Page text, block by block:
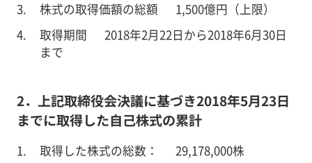
株式の取得価額の総額 1,500億円（上限）
取得期間 2018年2月22日から2018年6月30日
まで
2．上記取締役会決議に基づき2018年5月23日
までに取得した自己株式の累計
取得した株式の総数： 29,178,000株